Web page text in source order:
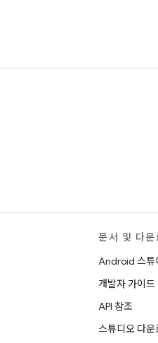
문서 및 다운
Android 스튜
개발자 가이드
API 참조
스튜디오 다운